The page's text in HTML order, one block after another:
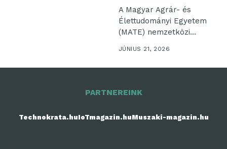
A Magyar Agrár- és
Élettudományi Egyetem
(MATE) nemzetközi
szerepvállalásának és a
JÚNIUS 21, 2026
PARTNEREINK
Technokrata.huIoTmagazin.huMuszaki-magazin.hu